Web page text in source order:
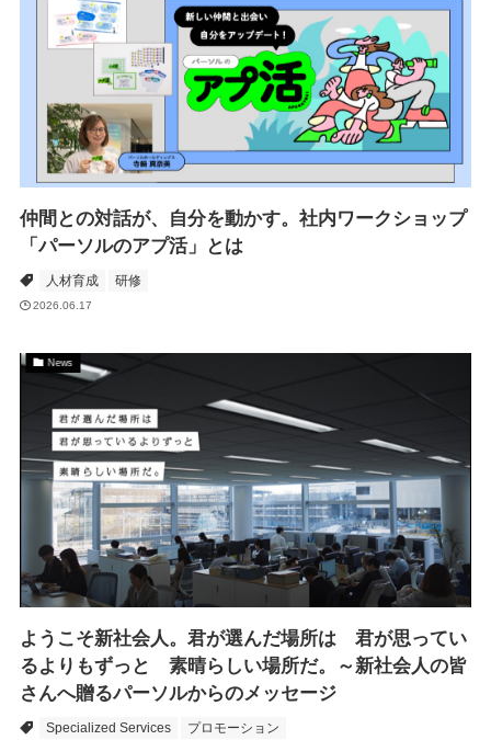
仲間との対話が、自分を動かす。社内ワークショップ
「パーソルのアプ活」とは
人材育成 研修
2026.06.17
News
ようこそ新社会人。君が選んだ場所は 君が思ってい
るよりもずっと 素晴らしい場所だ。～新社会人の皆
さんへ贈るパーソルからのメッセージ
Specialized Services プロモーション